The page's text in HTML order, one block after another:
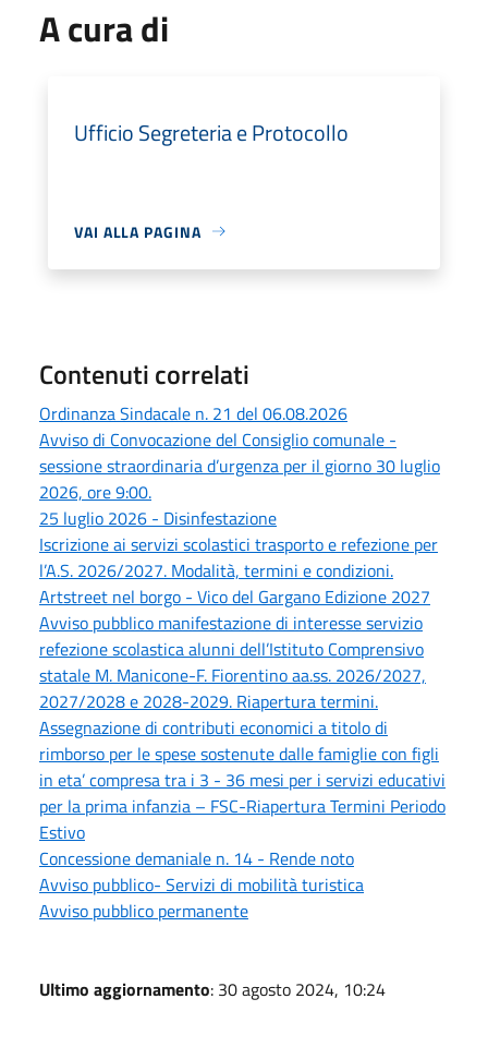
A cura di
Ufficio Segreteria e Protocollo
VAI ALLA PAGINA
Contenuti correlati
Ordinanza Sindacale n. 21 del 06.08.2026
Avviso di Convocazione del Consiglio comunale -
sessione straordinaria d’urgenza per il giorno 30 luglio
2026, ore 9:00.
25 luglio 2026 - Disinfestazione
Iscrizione ai servizi scolastici trasporto e refezione per
l’A.S. 2026/2027. Modalità, termini e condizioni.
Artstreet nel borgo - Vico del Gargano Edizione 2027
Avviso pubblico manifestazione di interesse servizio
refezione scolastica alunni dell’Istituto Comprensivo
statale M. Manicone-F. Fiorentino aa.ss. 2026/2027,
2027/2028 e 2028-2029. Riapertura termini.
Assegnazione di contributi economici a titolo di
rimborso per le spese sostenute dalle famiglie con figli
in eta’ compresa tra i 3 - 36 mesi per i servizi educativi
per la prima infanzia – FSC-Riapertura Termini Periodo
Estivo
Concessione demaniale n. 14 - Rende noto
Avviso pubblico- Servizi di mobilità turistica
Avviso pubblico permanente
Ultimo aggiornamento: 30 agosto 2024, 10:24